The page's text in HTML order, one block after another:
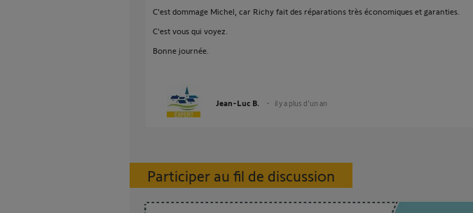
C'est dommage Michel, car Richy fait des réparations très économiques et garanties.
C'est vous qui voyez.
Bonne journée.
Jean-Luc B. il y a plus d'un an
Participer au fil de discussion